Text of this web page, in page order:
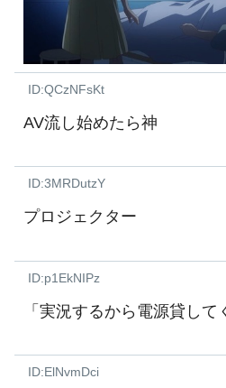
ID:QCzNFsKt
AV流し始めたら神
ID:3MRDutzY
プロジェクター
ID:p1EkNIPz
「実況するから電源貸して
ID:ElNvmDci